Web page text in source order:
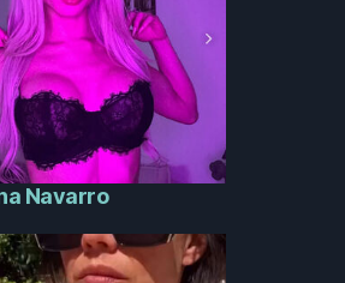
Navarro